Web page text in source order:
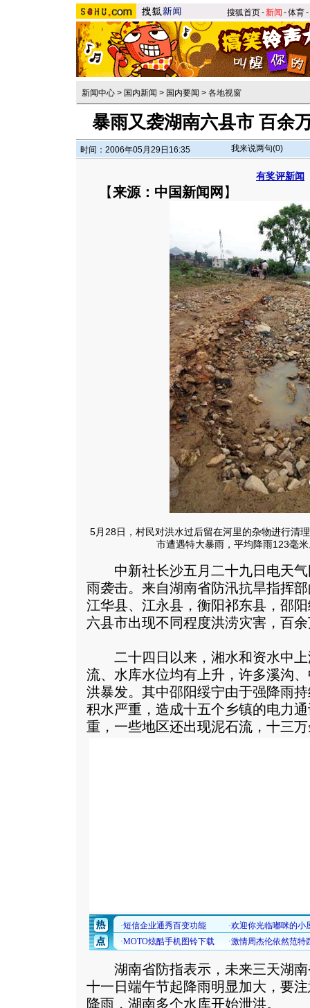
搜狐首页-新闻 -体育-
新闻中心 > 国内新闻 > 国内要闻 > 各地视窗
暴雨又袭湖南六县市 百余
时间：2006年05月29日16:35 我来说两句(0)
有奖评新闻
【来源：中国新闻网 】
5月28日，村民对洪水过后留在河里的杂物进行清
市遭遇特大暴雨，平均降雨123毫
中新社长沙五月二十九日电天气
雨袭击。来自湖南省防汛抗旱指挥
江华县、江永县，衡阳祁东县，邵
六县市出现不同程度洪涝灾害，百
二十四日以来，湘水和资水中上
流、水库水位均有上升，许多溪沟
洪暴发。其中邵阳绥宁由于强降雨
积水严重，造成十五个乡镇的电力
重，一些地区还出现泥石流，十三
湖南省防指表示，未来三天湖南
十一日端午节起降雨明显加大，要
降雨，湖南多个水库开始泄洪。